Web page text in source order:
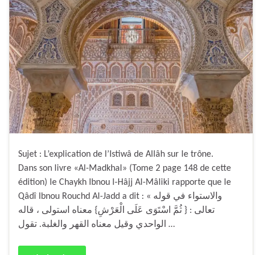
Sujet : L’explication de l’Istiwâ de Allâh sur le trône.
Dans son livre «Al-Madkhal» (Tome 2 page 148 de cette
édition) le Chaykh Ibnou l-Hâjj Al-Mâliki rapporte que le
Qâdî Ibnou Rouchd Al-Jadd a dit : « والاستواء في قوله
تعالى : { ثُمَّ اسْتَوَى عَلَى الْعَرْشِ} معناه استولى ، قاله
الواحدي وقيل معناه القهر والغلبة. تقول …